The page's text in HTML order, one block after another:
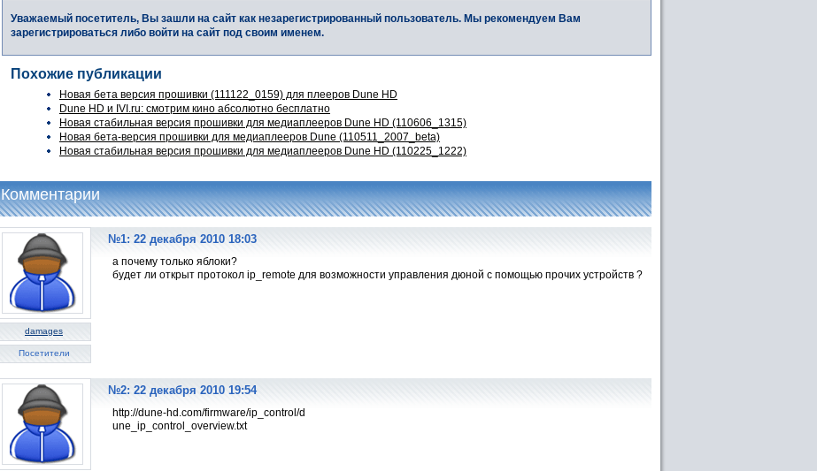
Уважаемый посетитель, Вы зашли на сайт как незарегистрированный пользователь. Мы рекомендуем Вам
зарегистрироваться либо войти на сайт под своим именем.
Похожие публикации
Новая бета версия прошивки (111122_0159) для плееров Dune HD
Dune HD и IVI.ru: смотрим кино абсолютно бесплатно
Новая стабильная версия прошивки для медиаплееров Dune HD (110606_1315)
Новая бета-версия прошивки для медиаплееров Dune (110511_2007_beta)
Новая стабильная версия прошивки для медиаплееров Dune HD (110225_1222)
Комментарии
damages
Посетители
№1: 22 декабря 2010 18:03
а почему только яблоки?
будет ли открыт протокол ip_remote для возможности управления дюной с помощью прочих устройств ?
№2: 22 декабря 2010 19:54
http://dune-hd.com/firmware/ip_control/d
une_ip_control_overview.txt